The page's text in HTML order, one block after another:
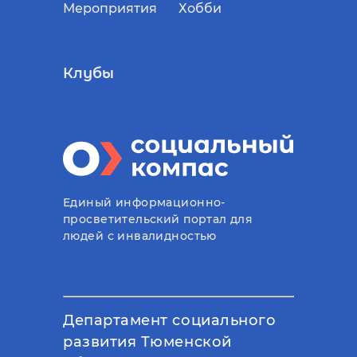
Мероприятия
Хобби
Клубы
Единый информационно-
просветительский портал для
людей с инвалидностью
Департамент социального
развития Тюменской